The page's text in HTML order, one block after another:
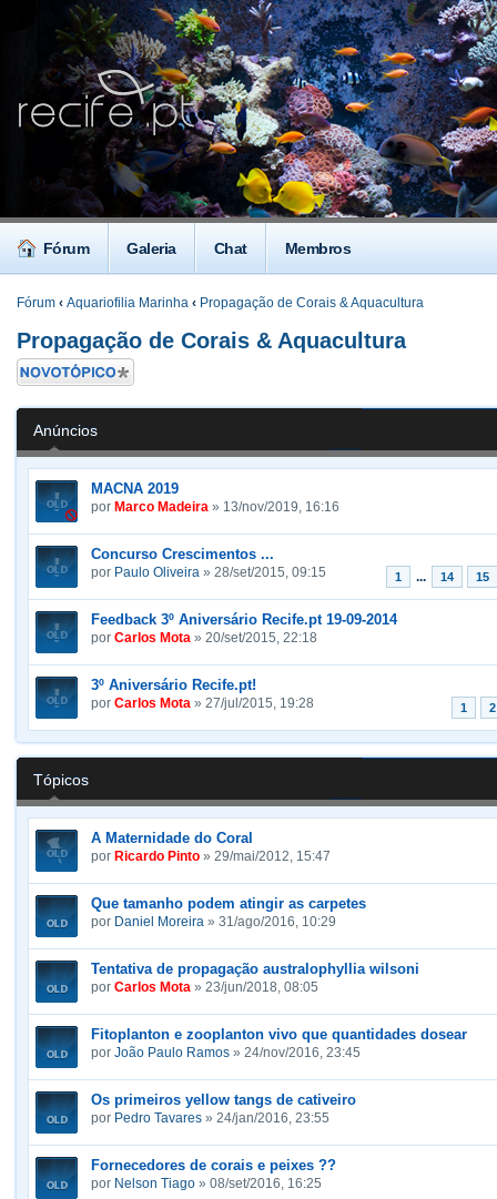
Fórum Galeria Chat Membros
Fórum ‹ Aquariofilia Marinha ‹ Propagação de Corais & Aquacultura
Propagação de Corais & Aquacultura
Criar um novo
Tópico
Anúncios
MACNA 2019
por Marco Madeira » 13/nov/2019, 16:16
Concurso Crescimentos ...
1 ... 14 15
por Paulo Oliveira » 28/set/2015, 09:15
Feedback 3º Aniversário Recife.pt 19-09-2014
por Carlos Mota » 20/set/2015, 22:18
3º Aniversário Recife.pt!
1 2
por Carlos Mota » 27/jul/2015, 19:28
Tópicos
A Maternidade do Coral
por Ricardo Pinto » 29/mai/2012, 15:47
Que tamanho podem atingir as carpetes
por Daniel Moreira » 31/ago/2016, 10:29
Tentativa de propagação australophyllia wilsoni
por Carlos Mota » 23/jun/2018, 08:05
Fitoplanton e zooplanton vivo que quantidades dosear
por João Paulo Ramos » 24/nov/2016, 23:45
Os primeiros yellow tangs de cativeiro
por Pedro Tavares » 24/jan/2016, 23:55
Fornecedores de corais e peixes ??
por Nelson Tiago » 08/set/2016, 16:25